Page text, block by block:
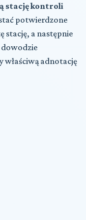
stację kontroli
potwierdzone
stację, a następnie
właściwą adnotację